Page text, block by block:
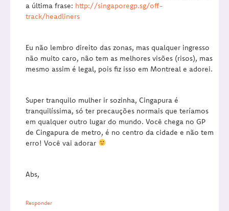
a última frase: http://singaporegp.sg/off-
track/headliners
Eu não lembro direito das zonas, mas qualquer ingresso
não muito caro, não tem as melhores visões (risos), mas
mesmo assim é legal, pois fiz isso em Montreal e adorei.
Super tranquilo mulher ir sozinha, Cingapura é
tranquilíssima, só ter precauções normais que teríamos
em qualquer outro lugar do mundo. Você chega no GP
de Cingapura de metro, é no centro da cidade e não tem
erro! Você vai adorar
Abs,
Responder